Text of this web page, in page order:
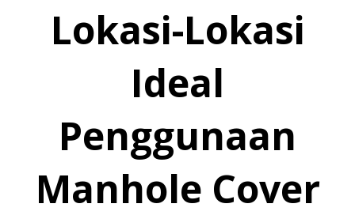
Lokasi-Lokasi
Ideal
Penggunaan
Manhole Cover